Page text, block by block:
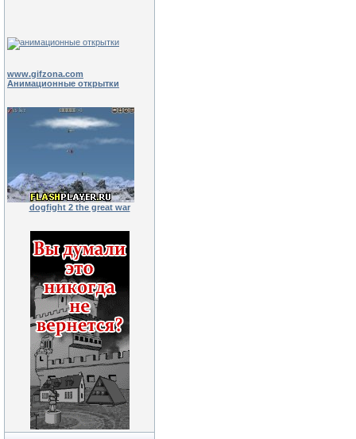
www.gifzona.com
Анимационные открытки
dogfight 2 the great war